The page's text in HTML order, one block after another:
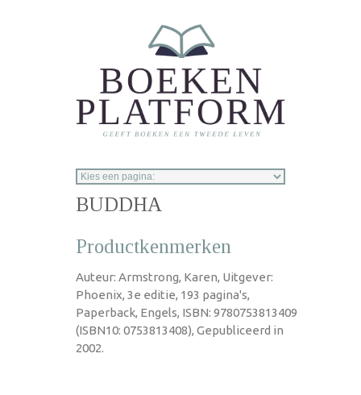
BUDDHA
Productkenmerken
Auteur: Armstrong, Karen, Uitgever:
Phoenix, 3e editie, 193 pagina's,
Paperback, Engels, ISBN: 9780753813409
(ISBN10: 0753813408), Gepubliceerd in
2002.